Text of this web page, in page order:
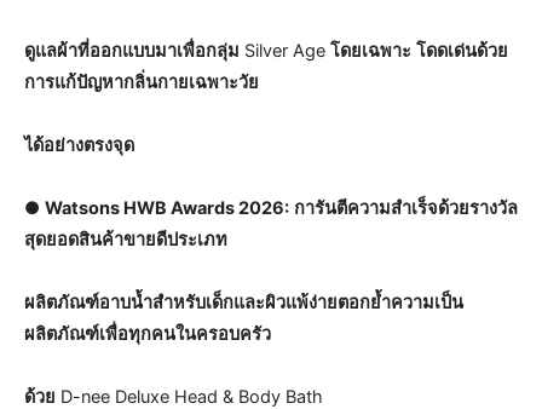
ดูแลผ้าที่ออกแบบมาเพื่อกลุ่ม Silver Age โดยเฉพาะ โดดเด่นด้วย
การแก้ปัญหากลิ่นกายเฉพาะวัย
ได้อย่างตรงจุด
● Watsons HWB Awards 2026: การันตีความสำเร็จด้วยรางวัล
สุดยอดสินค้าขายดีประเภท
ผลิตภัณฑ์อาบน้ำสำหรับเด็กและผิวแพ้ง่ายตอกย้ำความเป็น
ผลิตภัณฑ์เพื่อทุกคนในครอบครัว
ด้วย D-nee Deluxe Head & Body Bath